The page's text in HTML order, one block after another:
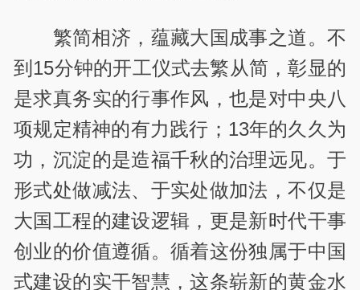
繁简相济，蕴藏大国成事之道。不
到15分钟的开工仪式去繁从简，彰显的
是求真务实的行事作风，也是对中央八
项规定精神的有力践行；13年的久久为
功，沉淀的是造福千秋的治理远见。于
形式处做减法、于实处做加法，不仅是
大国工程的建设逻辑，更是新时代干事
创业的价值遵循。循着这份独属于中国
式建设的实干智慧，这条崭新的黄金水